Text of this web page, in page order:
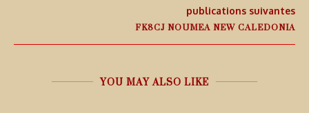
publications suivantes
FK8CJ NOUMEA NEW CALEDONIA
YOU MAY ALSO LIKE